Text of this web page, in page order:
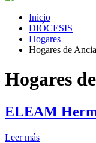
Inicio
DIÓCESIS
Hogares
Hogares de
Hogares
ELEAM
Leer más